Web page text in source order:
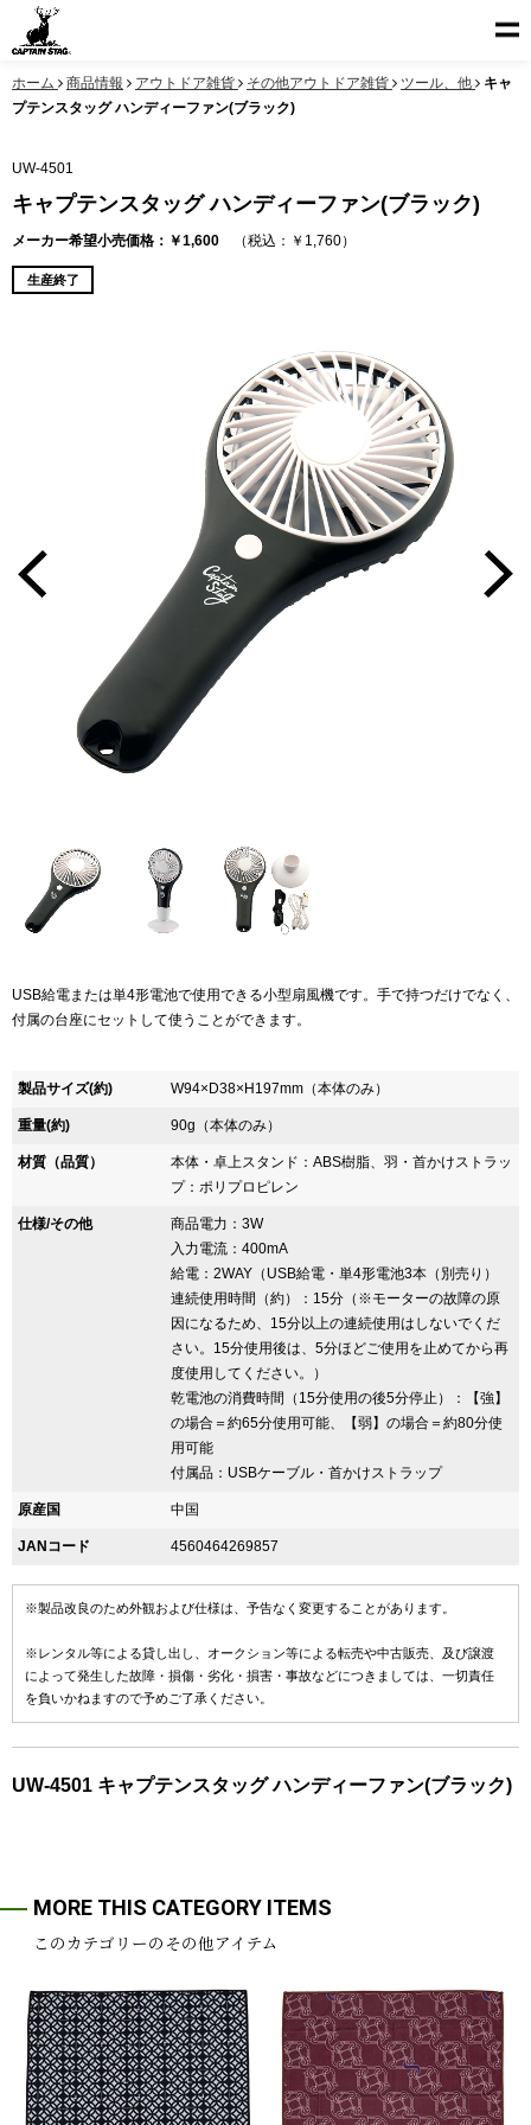
ホーム 商品情報 アウトドア雑貨 その他アウトドア雑貨 ツール、他
キャ
プテンスタッグ ハンディーファン(ブラック)
UW-4501
キャプテンスタッグ ハンディーファン(ブラック)
メーカー希望小売価格：￥1,600 （税込：￥1,760）
生産終了
USB給電または単4形電池で使用できる小型扇風機です。手で持つだけでなく、
付属の台座にセットして使うことができます。
製品サイズ(約) W94×D38×H197mm（本体のみ）
重量(約) 90g（本体のみ）
材質（品質）
本体・卓上スタンド：ABS樹脂、羽・首かけストラッ
プ：ポリプロピレン
仕様/その他
商品電力：3W
入力電流：400mA
給電：2WAY（USB給電・単4形電池3本（別売り）
連続使用時間（約）：15分（※モーターの故障の原
因になるため、15分以上の連続使用はしないでくだ
さい。15分使用後は、5分ほどご使用を止めてから再
度使用してください。）
乾電池の消費時間（15分使用の後5分停止）：【強】
の場合＝約65分使用可能、【弱】の場合＝約80分使
用可能
付属品：USBケーブル・首かけストラップ
原産国 中国
JANコード 4560464269857
※製品改良のため外観および仕様は、予告なく変更することがあります。
※レンタル等による貸し出し、オークション等による転売や中古販売、及び譲渡
によって発生した故障・損傷・劣化・損害・事故などにつきましては、一切責任
を負いかねますので予めご了承ください。
UW-4501 キャプテンスタッグ ハンディーファン(ブラック)
MORE THIS CATEGORY ITEMS
このカテゴリーのその他アイテム